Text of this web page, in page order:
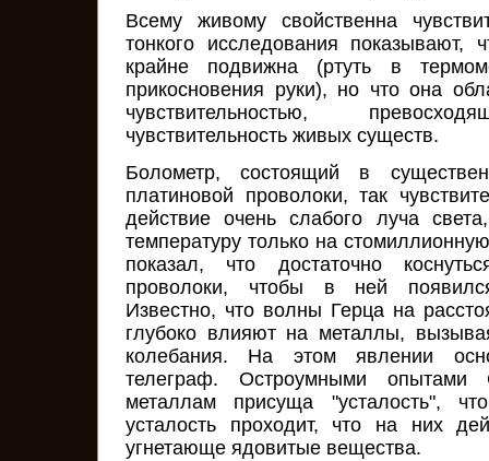
Всему живому свойственна
тонкого исследования показывают,
крайне подвижна (ртуть в
прикосновения руки), но что она
чувствительностью,
чувствительность живых существ.
Болометр, состоящий в
платиновой проволоки, так
действие очень слабого луча
температуру только на
показал, что достаточно
проволоки, чтобы в ней
Известно, что волны Герца на
глубоко влияют на металлы,
колебания. На этом явлении
телеграф. Остроумными опытами
металлам присуща "усталость",
усталость проходит, что на них
угнетающе ядовитые вещества.